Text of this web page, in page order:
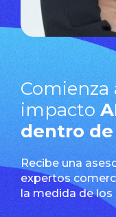
Comienza
impacto
dentro
Recibe una
expertos
la medida de